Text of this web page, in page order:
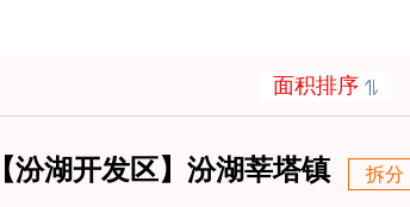
面积排序
【汾湖开发区】汾湖莘塔镇 拆分